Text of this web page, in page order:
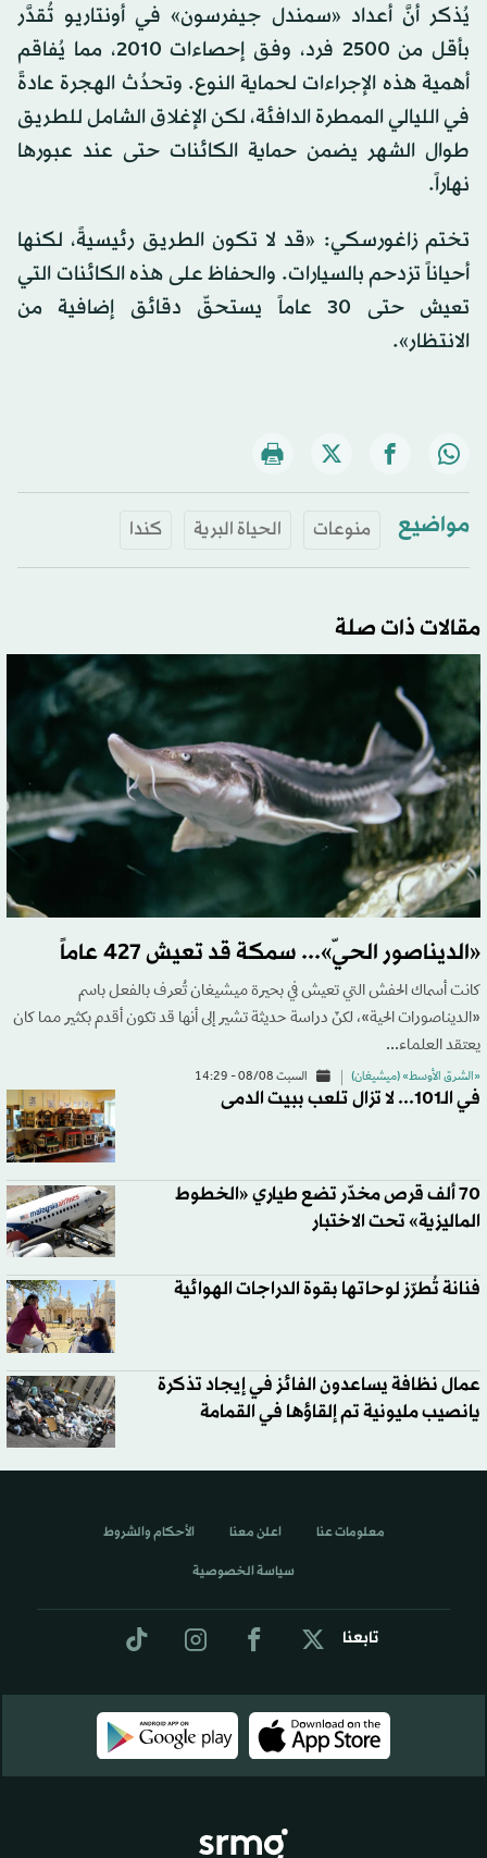
يُذكر أنَّ أعداد «سمندل جيفرسون» في أونتاريو تُقدَّر
بأقل من 2500 فرد، وفق إحصاءات 2010، مما يُفاقم
أهمية هذه الإجراءات لحماية النوع. وتحدُث الهجرة عادةً
في الليالي الممطرة الدافئة، لكن الإغلاق الشامل للطريق
طوال الشهر يضمن حماية الكائنات حتى عند عبورها
نهاراً.
تختم زاغورسكي: «قد لا تكون الطريق رئيسيةً، لكنها
أحياناً تزدحم بالسيارات. والحفاظ على هذه الكائنات التي
تعيش حتى 30 عاماً يستحقّ دقائق إضافية من
الانتظار».
مواضيع منوعات الحياة البرية كندا
مقالات ذات صلة
«الديناصور الحيّ»... سمكة قد تعيش 427 عاماً
كانت أسماك الحفش التي تعيش في بحيرة ميشيغان تُعرف بالفعل باسم
«الديناصورات الحية»، لكنّ دراسة حديثة تشير إلى أنها قد تكون أقدم بكثير مما كان
يعتقد العلماء...
«الشرق الأوسط» (ميشيغان) السبت 08/08 - 14:29
في الـ101... لا تزال تلعب ببيت الدمى
70 ألف قرص مخدّر تضع طياري «الخطوط
الماليزية» تحت الاختبار
فنانة تُطرّز لوحاتها بقوة الدراجات الهوائية
عمال نظافة يساعدون الفائز في إيجاد تذكرة
يانصيب مليونية تم إلقاؤها في القمامة
تابعنا
معلومات عنا اعلن معنا الأحكام والشروط
سياسة الخصوصية